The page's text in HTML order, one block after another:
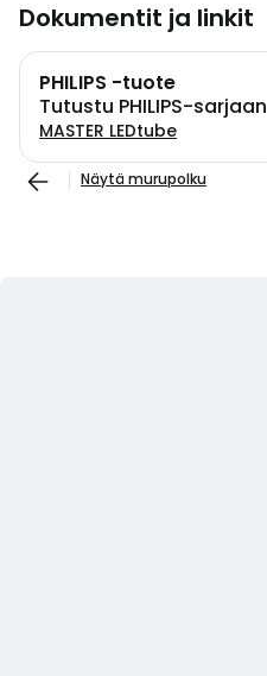
Dokumentit ja linkit
PHILIPS -tuote
Tutustu PHILIPS-sarjaan
MASTER LEDtube
Näytä murupolku